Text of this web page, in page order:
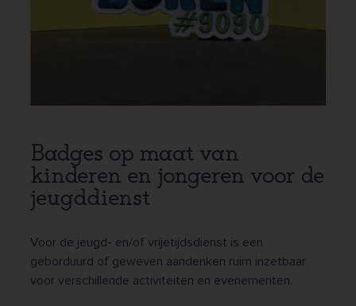
Badges op maat van
kinderen en jongeren voor de
jeugddienst
Voor de jeugd- en/of vrijetijdsdienst is een
geborduurd of geweven aandenken ruim inzetbaar
voor verschillende activiteiten en evenementen.